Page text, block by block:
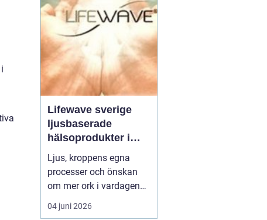
säkerheten. Då handlar
det inte längre bara om
s...
Lifewave sverige
ljusbaserade
hälsoprodukter i
fokus
Ljus, kroppens egna
processer och önskan
om mer ork i vardagen
möts i ett växande
intresse för fototerapi
04 juni 2026